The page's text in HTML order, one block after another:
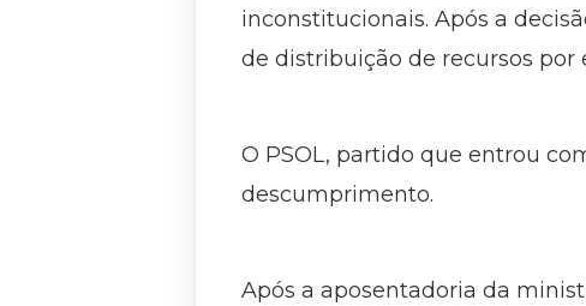
inconstitucionais. Após a
de distribuição de recursos
O PSOL, partido que entrou
descumprimento.
Após a aposentadoria da